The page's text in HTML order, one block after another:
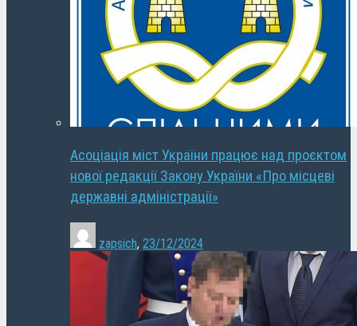
Асоціація міст України працює над проєктом
нової редакції Закону України «Про місцеві
державні адміністрації»
zapsich, 23/12/2024